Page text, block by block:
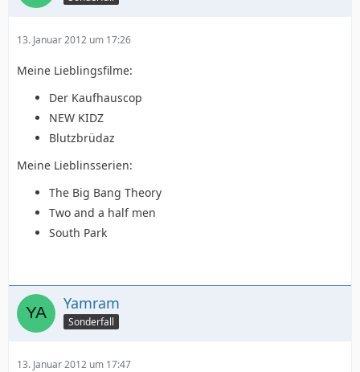
13. Januar 2012 um 17:26
Meine Lieblingsfilme:
Der Kaufhauscop
NEW KIDZ
Blutzbrüdaz
Meine Lieblinsserien:
The Big Bang Theory
Two and a half men
South Park
Yamram
Sonderfall
13. Januar 2012 um 17:47